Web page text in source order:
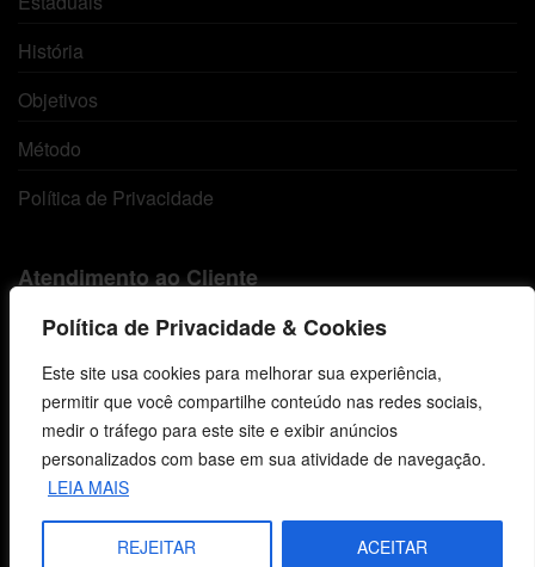
Política de Privacidade & Cookies
Este site usa cookies para melhorar sua experiência,
permitir que você compartilhe conteúdo nas redes sociais,
medir o tráfego para este site e exibir anúncios
personalizados com base em sua atividade de navegação.
LEIA MAIS
REJEITAR ACEITAR
História
Objetivos
Método
Política de Privacidade
Atendimento ao Cliente
Livraria
Minha conta
Carrinho
Lista de Desejos
Termos e Condições